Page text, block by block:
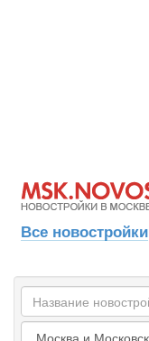
Все новостройки